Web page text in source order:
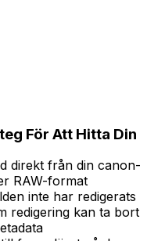
För Att Hitta Din
direkt från din canon-
RAW-format
inte har redigerats
redigering kan ta bort